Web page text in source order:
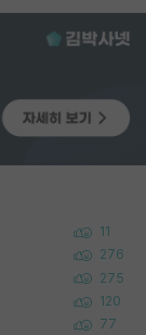
11
276
275
120
77